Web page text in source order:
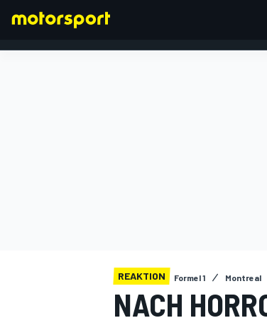
REAKTION Formel 1 Montreal
NACH